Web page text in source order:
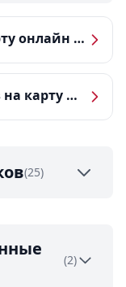
Срочный микрозайм на карту онлайн — получить деньги за 5 минут
Микрозаймы без процентов на карту — ТОП-10 за 2026 год
(25)
(2)